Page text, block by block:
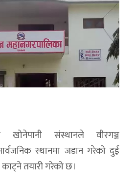
संस्थानले वीरगञ्ज
स्थानमा जडान गरेको दुई
तयारी गरेको छ।